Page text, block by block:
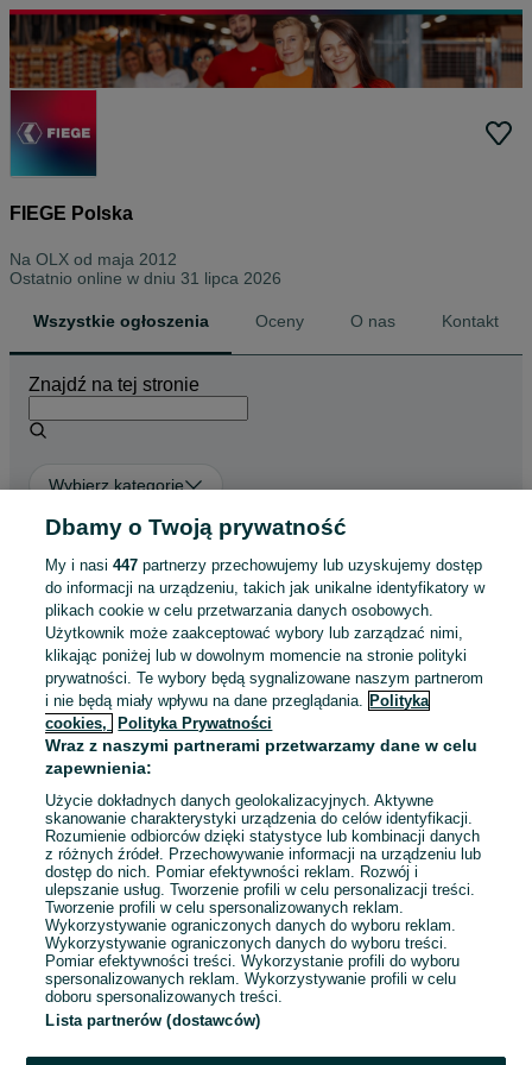
FIEGE Polska
Na OLX od maja 2012
Ostatnio online w dniu 31 lipca 2026
Wszystkie ogłoszenia Oceny O nas Kontakt
Znajdź na tej stronie
Wybierz kategorię
ZNALEŹLIŚMY 0
Sortowanie Opcje przeglądania
Przepraszamy, nie znaleźliśmy tego,
czego szukasz.
Dbamy o Twoją prywatność
My i nasi447 partnerzy przechowujemy lub uzyskujemy dostęp
do informacji na urządzeniu, takich jak unikalne identyfikatory w
plikach cookie w celu przetwarzania danych osobowych.
Użytkownik może zaakceptować wybory lub zarządzać nimi,
klikając poniżej lub w dowolnym momencie na stronie polityki
prywatności. Te wybory będą sygnalizowane naszym partnerom
i nie będą miały wpływu na dane przeglądania. Polityka
cookies,
Polityka Prywatności
Wraz z naszymi partnerami przetwarzamy dane w celu
zapewnienia:
Użycie dokładnych danych geolokalizacyjnych. Aktywne
skanowanie charakterystyki urządzenia do celów identyfikacji.
Rozumienie odbiorców dzięki statystyce lub kombinacji danych
z różnych źródeł. Przechowywanie informacji na urządzeniu lub
dostęp do nich. Pomiar efektywności reklam. Rozwój i
ulepszanie usług. Tworzenie profili w celu personalizacji treści.
Tworzenie profili w celu spersonalizowanych reklam.
Wykorzystywanie ograniczonych danych do wyboru reklam.
Wykorzystywanie ograniczonych danych do wyboru treści.
Pomiar efektywności treści. Wykorzystanie profili do wyboru
spersonalizowanych reklam. Wykorzystywanie profili w celu
doboru spersonalizowanych treści.
Lista partnerów (dostawców)